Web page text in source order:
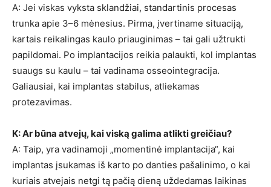
A: Jei viskas vyksta sklandžiai, standartinis procesas
trunka apie 3–6 mėnesius. Pirma, įvertiname situaciją,
kartais reikalingas kaulo priauginimas – tai gali užtrukti
papildomai. Po implantacijos reikia palaukti, kol implantas
suaugs su kaulu – tai vadinama osseointegracija.
Galiausiai, kai implantas stabilus, atliekamas
protezavimas.
K: Ar būna atvejų, kai viską galima atlikti greičiau?
A: Taip, yra vadinamoji „momentinė implantacija“, kai
implantas įsukamas iš karto po danties pašalinimo, o kai
kuriais atvejais netgi tą pačią dieną uždedamas laikinas